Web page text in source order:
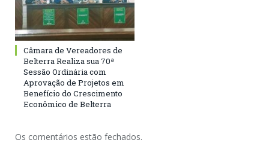
Câmara de Vereadores de
Belterra Realiza sua 70ª
Sessão Ordinária com
Aprovação de Projetos em
Benefício do Crescimento
Econômico de Belterra
Os comentários estão fechados.